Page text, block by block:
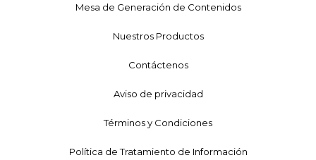
Mesa de Generación de Contenidos
Nuestros Productos
Contáctenos
Aviso de privacidad
Términos y Condiciones
Política de Tratamiento de Información